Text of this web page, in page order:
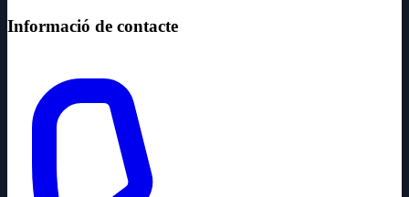
Informació de contacte